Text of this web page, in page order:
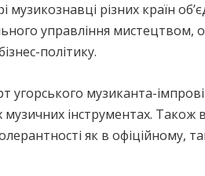
музикознавці різних країн
управління
політику.
музиканта-
інструментах. Також
як в офіційному,